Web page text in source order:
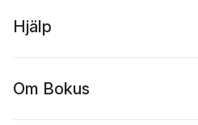
Hjälp
Om Bokus